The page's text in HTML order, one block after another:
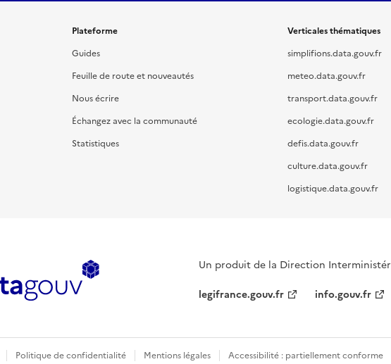
Plateforme
Guides
Feuille de route et nouveautés
Nous écrire
Échangez avec la communauté
Statistiques
Verticales thématiques
simplifions.data.gouv.fr
meteo.data.gouv.fr
transport.data.gouv.fr
ecologie.data.gouv.fr
defis.data.gouv.fr
culture.data.gouv.fr
logistique.data.gouv.fr
Un produit de la Direction
legifrance.gouv.fr
info.gouv.fr
Politique de confidentialité Mentions légales Accessibilité : partiellement conforme